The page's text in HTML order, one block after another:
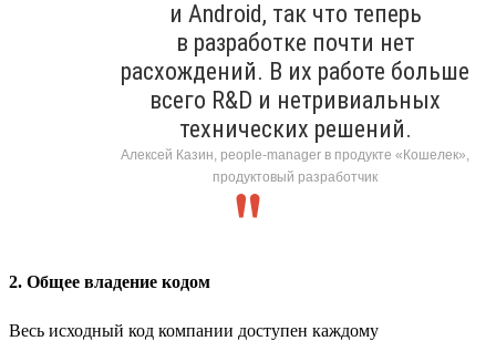
и Android, так что теперь
в разработке почти нет
расхождений. В их работе больше
всего R&D и нетривиальных
технических решений.
Алексей Казин, people-manager в продукте «Кошелек»,
продуктовый разработчик
2. Общее владение кодом
Весь исходный код компании доступен каждому